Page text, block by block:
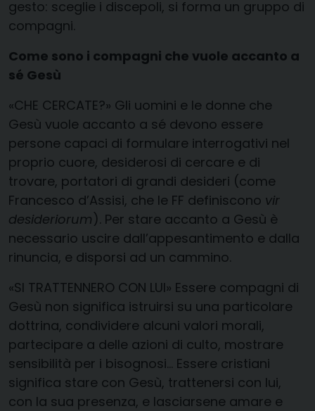
gesto: sceglie i discepoli, si forma un gruppo di
compagni.
Come sono i compagni che vuole accanto a
sé Gesù
«CHE CERCATE?» Gli uomini e le donne che
Gesù vuole accanto a sé devono essere
persone capaci di formulare interrogativi nel
proprio cuore, desiderosi di cercare e di
trovare, portatori di grandi desideri (come
Francesco d’Assisi, che le FF definiscono vir
desideriorum). Per stare accanto a Gesù è
necessario uscire dall’appesantimento e dalla
rinuncia, e disporsi ad un cammino.
«SI TRATTENNERO CON LUI» Essere compagni di
Gesù non significa istruirsi su una particolare
dottrina, condividere alcuni valori morali,
partecipare a delle azioni di culto, mostrare
sensibilità per i bisognosi… Essere cristiani
significa stare con Gesù, trattenersi con lui,
con la sua presenza, e lasciarsene amare e